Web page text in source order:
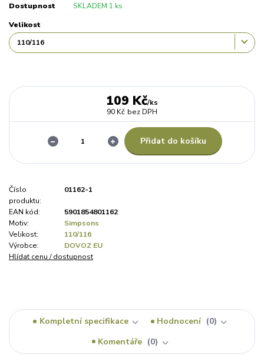
Dostupnost SKLADEM 1 ks
Velikost
109 Kč/ks
90 Kč bez DPH
Přidat do košíku
Číslo
produktu:
01162-1
EAN kód:
5901854801162
Motiv:
Simpsons
Velikost:
110/116
Výrobce:
DOVOZ EU
Hlídat cenu / dostupnost
Kompletní specifikace Hodnocení
0
Komentáře
0